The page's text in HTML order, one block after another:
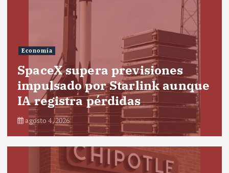
Economía
SpaceX supera previsiones
impulsado por Starlink aunque
IA registra pérdidas
agosto 4, 2026